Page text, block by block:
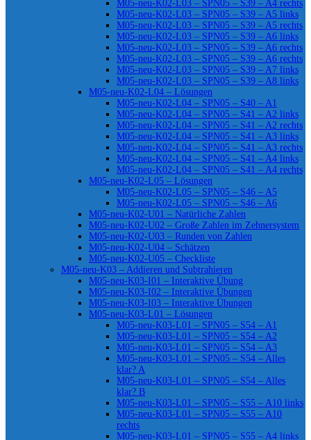
M05-neu-K02-L03 – SPN05 – S39 – A4 rechts
M05-neu-K02-L03 – SPN05 – S39 – A5 links
M05-neu-K02-L03 – SPN05 – S39 – A5 rechts
M05-neu-K02-L03 – SPN05 – S39 – A6 links
M05-neu-K02-L03 – SPN05 – S39 – A6 rechts
M05-neu-K02-L03 – SPN05 – S39 – A6 rechts
M05-neu-K02-L03 – SPN05 – S39 – A7 links
M05-neu-K02-L03 – SPN05 – S39 – A8 links
M05-neu-K02-L04 – Lösungen
M05-neu-K02-L04 – SPN05 – S40 – A1
M05-neu-K02-L04 – SPN05 – S41 – A2 links
M05-neu-K02-L04 – SPN05 – S41 – A2 rechts
M05-neu-K02-L04 – SPN05 – S41 – A3 links
M05-neu-K02-L04 – SPN05 – S41 – A3 rechts
M05-neu-K02-L04 – SPN05 – S41 – A4 links
M05-neu-K02-L04 – SPN05 – S41 – A4 rechts
M05-neu-K02-L05 – Lösungen
M05-neu-K02-L05 – SPN05 – S46 – A5
M05-neu-K02-L05 – SPN05 – S46 – A6
M05-neu-K02-U01 – Natürliche Zahlen
M05-neu-K02-U02 – Große Zahlen im Zehnersystem
M05-neu-K02-U03 – Runden von Zahlen
M05-neu-K02-U04 – Schätzen
M05-neu-K02-U05 – Checkliste
M05-neu-K03 – Addieren und Subtrahieren
M05-neu-K03-I01 – Interaktive Übung
M05-neu-K03-I02 – Interaktive Übungen
M05-neu-K03-I03 – Interaktive Übungen
M05-neu-K03-L01 – Lösungen
M05-neu-K03-L01 – SPN05 – S54 – A1
M05-neu-K03-L01 – SPN05 – S54 – A2
M05-neu-K03-L01 – SPN05 – S54 – A3
M05-neu-K03-L01 – SPN05 – S54 – Alles
klar? A
M05-neu-K03-L01 – SPN05 – S54 – Alles
klar? B
M05-neu-K03-L01 – SPN05 – S55 – A10 links
M05-neu-K03-L01 – SPN05 – S55 – A10
rechts
M05-neu-K03-L01 – SPN05 – S55 – A4 links